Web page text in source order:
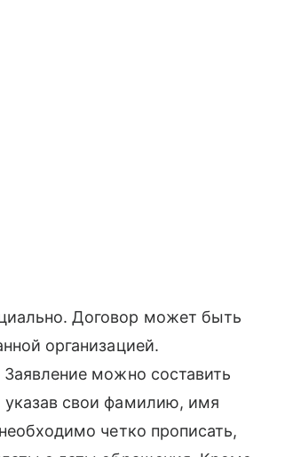
Договор может быть
организацией.
можно составить
указав свои фамилию, имя
четко прописать,